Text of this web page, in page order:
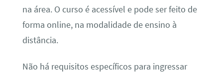
na área. O curso é acessível e pode ser feito de
forma online, na modalidade de ensino à
distância.
Não há requisitos específicos para ingressar